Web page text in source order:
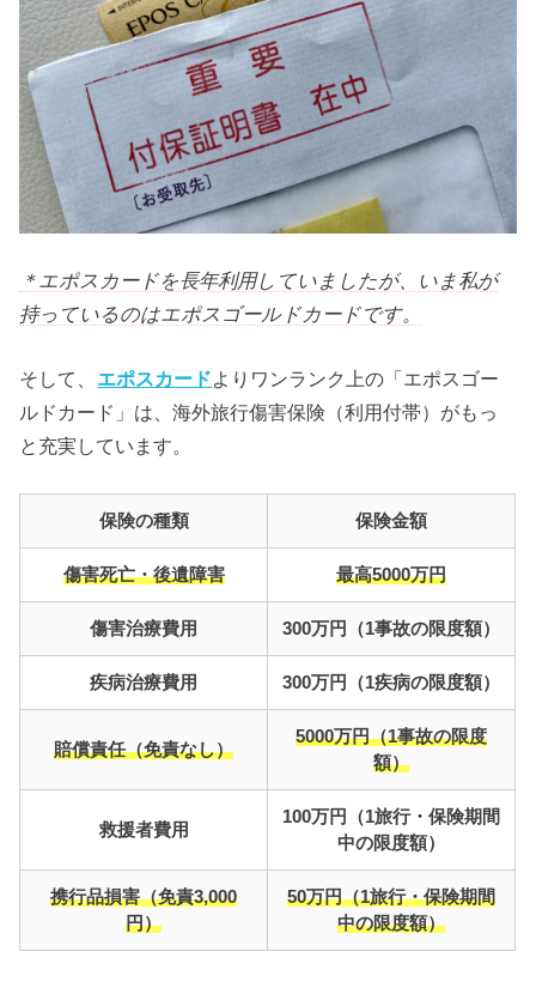
＊エポスカードを長年利用していましたが、いま私が
持っているのはエポスゴールドカードです。
そして、 エポスカードよりワンランク上の「エポスゴー
ルドカード」は、海外旅行傷害保険（利用付帯）がもっ
と充実しています。
保険の種類 保険金額
傷害死亡・後遺障害 最高5000万円
傷害治療費用 300万円（1事故の限度額）
疾病治療費用 300万円（1疾病の限度額）
賠償責任（免責なし）
5000万円（1事故の限度
額）
救援者費用
100万円（1旅行・保険期間
中の限度額）
携行品損害（免責3,000
円）
50万円（1旅行・保険期間
中の限度額）